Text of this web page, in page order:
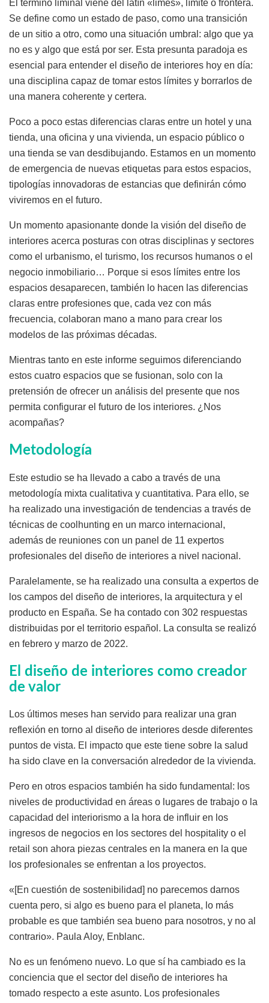
El término liminal viene del latín «limes», límite o frontera.
Se define como un estado de paso, como una transición
de un sitio a otro, como una situación umbral: algo que ya
no es y algo que está por ser. Esta presunta paradoja es
esencial para entender el diseño de interiores hoy en día:
una disciplina capaz de tomar estos límites y borrarlos de
una manera coherente y certera.
Poco a poco estas diferencias claras entre un hotel y una
tienda, una oficina y una vivienda, un espacio público o
una tienda se van desdibujando. Estamos en un momento
de emergencia de nuevas etiquetas para estos espacios,
tipologías innovadoras de estancias que definirán cómo
viviremos en el futuro.
Un momento apasionante donde la visión del diseño de
interiores acerca posturas con otras disciplinas y sectores
como el urbanismo, el turismo, los recursos humanos o el
negocio inmobiliario… Porque si esos límites entre los
espacios desaparecen, también lo hacen las diferencias
claras entre profesiones que, cada vez con más
frecuencia, colaboran mano a mano para crear los
modelos de las próximas décadas.
Mientras tanto en este informe seguimos diferenciando
estos cuatro espacios que se fusionan, solo con la
pretensión de ofrecer un análisis del presente que nos
permita configurar el futuro de los interiores. ¿Nos
acompañas?
Metodología
Este estudio se ha llevado a cabo a través de una
metodología mixta cualitativa y cuantitativa. Para ello, se
ha realizado una investigación de tendencias a través de
técnicas de coolhunting en un marco internacional,
además de reuniones con un panel de 11 expertos
profesionales del diseño de interiores a nivel nacional.
Paralelamente, se ha realizado una consulta a expertos de
los campos del diseño de interiores, la arquitectura y el
producto en España. Se ha contado con 302 respuestas
distribuidas por el territorio español. La consulta se realizó
en febrero y marzo de 2022.
El diseño de interiores como creador
de valor
Los últimos meses han servido para realizar una gran
reflexión en torno al diseño de interiores desde diferentes
puntos de vista. El impacto que este tiene sobre la salud
ha sido clave en la conversación alrededor de la vivienda.
Pero en otros espacios también ha sido fundamental: los
niveles de productividad en áreas o lugares de trabajo o la
capacidad del interiorismo a la hora de influir en los
ingresos de negocios en los sectores del hospitality o el
retail son ahora piezas centrales en la manera en la que
los profesionales se enfrentan a los proyectos.
«[En cuestión de sostenibilidad] no parecemos darnos
cuenta pero, si algo es bueno para el planeta, lo más
probable es que también sea bueno para nosotros, y no al
contrario». Paula Aloy, Enblanc.
No es un fenómeno nuevo. Lo que sí ha cambiado es la
conciencia que el sector del diseño de interiores ha
tomado respecto a este asunto. Los profesionales